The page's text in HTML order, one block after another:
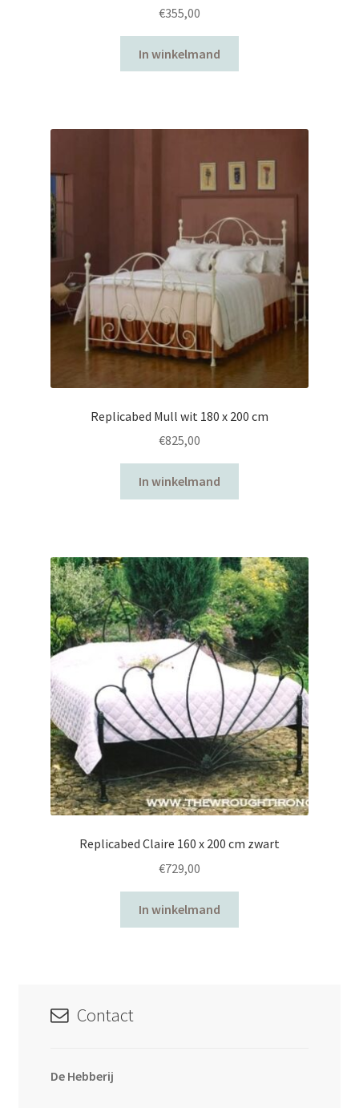
€355,00
In winkelmand
Replicabed Mull wit 180 x 200 cm
€825,00
In winkelmand
Replicabed Claire 160 x 200 cm zwart
€729,00
In winkelmand
Contact
De Hebberij